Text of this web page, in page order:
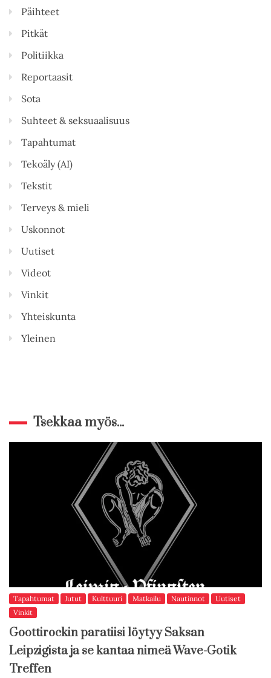
Päihteet
Pitkät
Politiikka
Reportaasit
Sota
Suhteet & seksuaalisuus
Tapahtumat
Tekoäly (AI)
Tekstit
Terveys & mieli
Uskonnot
Uutiset
Videot
Vinkit
Yhteiskunta
Yleinen
Tsekkaa myös...
Tapahtumat Jutut Kulttuuri Matkailu Nautinnot
Uutiset
Vinkit
Goottirockin paratiisi löytyy Saksan
Leipzigista ja se kantaa nimeä Wave-Gotik
Treffen